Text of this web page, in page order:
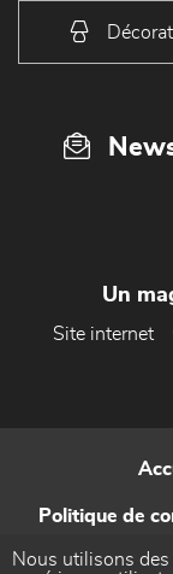
Un
Site internet
Politique de
Nous utilisons